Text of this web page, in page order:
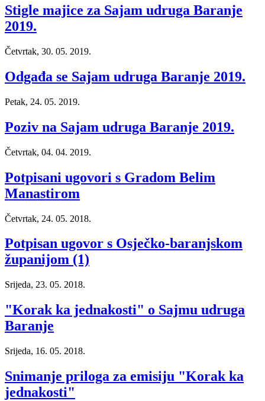
Stigle majice za Sajam udruga Baranje
2019.
Četvrtak, 30. 05. 2019.
Odgađa se Sajam udruga Baranje 2019.
Petak, 24. 05. 2019.
Poziv na Sajam udruga Baranje 2019.
Četvrtak, 04. 04. 2019.
Potpisani ugovori s Gradom Belim
Manastirom
Četvrtak, 24. 05. 2018.
Potpisan ugovor s Osječko-baranjskom
županijom (1)
Srijeda, 23. 05. 2018.
"Korak ka jednakosti" o Sajmu udruga
Baranje
Srijeda, 16. 05. 2018.
Snimanje priloga za emisiju "Korak ka
jednakosti"